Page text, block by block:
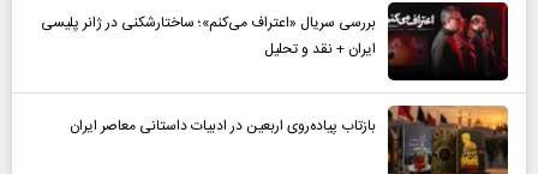
بررسی سریال «اعتراف می‌کنم»؛ ساختارشکنی در ژانر پلیسی
ایران + نقد و تحلیل
بازتاب پیاده‌روی اربعین در ادبیات داستانی معاصر ایران